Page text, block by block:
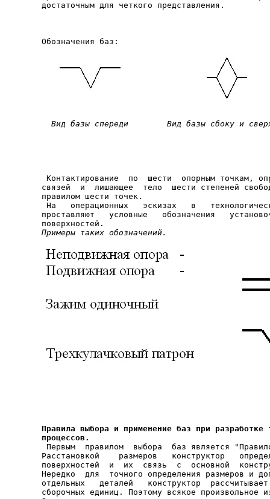
Вид базы спереди        Вид базы сбоку и
Контактирование  по  шести  опорным точкам,
связей  и  лишающее  тело  шести степеней
правилом шести точек.
На   операционных   эскизах   в
проставляют   условные   обозначения
Примеры таких обозначений.
Правила выбора и применение баз при разработке
процессов.
Первым  правилом  выбора  баз является
Расстановкой    размеров   конструктор
поверхностей  и  их  связь  с  основной
Нередко  для  точного определения размеров и
отдельных   деталей   конструктор
сборочных единиц. Поэтому всякое произвольное